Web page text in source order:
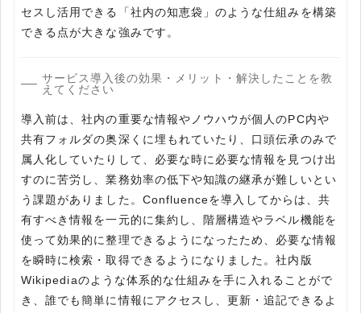
セスし活用できる「社内の知恵袋」のような仕組みを構築
できる点が大きな強みです。
サービス導入後の効果・メリット・解決したことを教
えてください
導入前は、社内の重要な情報やノウハウが個人のPC内や
共有フォルダの奥深くに埋もれていたり、口頭伝承のみで
属人化していたりして、必要な時に必要な情報を見つけ出
すのに苦労し、業務効率の低下や知識の継承が難しいとい
う課題がありました。Confluenceを導入してからは、共
有すべき情報を一元的に集約し、階層構造やラベル機能を
使って効果的に整理できるようになったため、必要な情報
を瞬時に検索・取得できるようになりました。社内版
Wikipediaのような体系的な仕組みを手に入れることがで
き、誰でも簡単に情報にアクセスし、更新・追記できるよ